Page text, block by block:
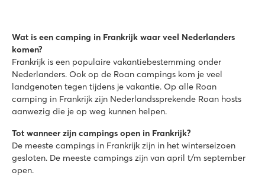
Mooi zwembad met spectaculaire turbotol glijbaan
Luxe stacaravans met loungebank te boeken!
Kleinschalige en gemoedelijke camping
La Pinède
La Pinède
Frankrijk - Midden-Frankrijk - Charente Maritime - Les Mathes
Gigantische glijbanen en toffe waterattracties
Volop animatie en lunapark naast de camping
Bezoek het havenstadje La Rochelle
Wat is een camping in Frankrijk waar veel Nederlanders
komen?
Frankrijk is een populaire vakantiebestemming onder
Nederlanders. Ook op de Roan campings kom je veel
landgenoten tegen tijdens je vakantie. Op alle Roan
camping in Frankrijk zijn Nederlandssprekende Roan hosts
aanwezig die je op weg kunnen helpen.
Tot wanneer zijn campings open in Frankrijk?
De meeste campings in Frankrijk zijn in het winterseizoen
gesloten. De meeste campings zijn van april t/m september
open.